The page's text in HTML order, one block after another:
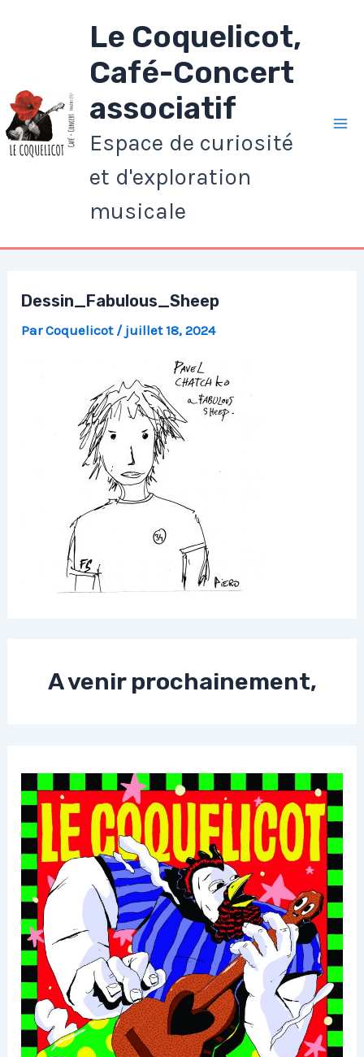
Le Coquelicot,
Café-Concert
associatif
Espace de curiosité
et d'exploration
musicale
Dessin_Fabulous_Sheep
ParCoquelicot / juillet 18, 2024
A venir prochainement,